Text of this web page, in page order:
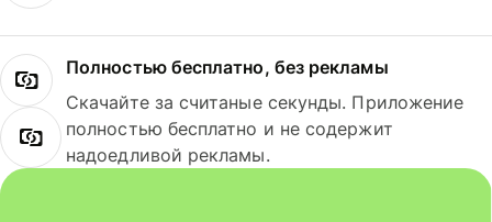
Полностью бесплатно, без рекламы
Скачайте за считаные секунды. Приложение
полностью бесплатно и не содержит
надоедливой рекламы.